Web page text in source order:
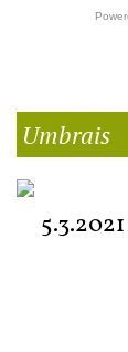
Umbrais